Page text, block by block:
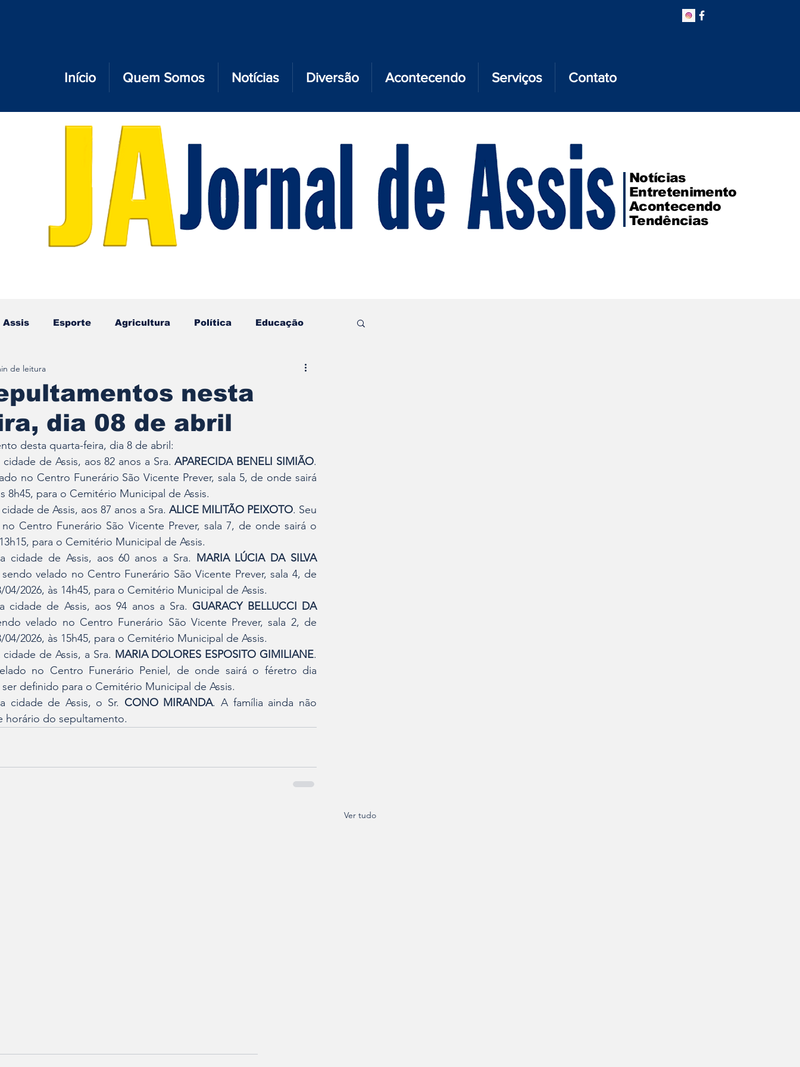
Início Quem Somos Notícias Diversão Acontecendo Serviços Contato
Notícias
Entretenimento
Acontecendo
Tendências
Assis Esporte Agricultura Política Educação
nesta
dia 08 de abril
de leitura
desta quarta-feira, dia 8 de abril:
de Assis, aos 82 anos a Sra. APARECIDA BENELI SIMIÃO.
no Centro Funerário São Vicente Prever, sala 5, de onde sairá
8h45, para o Cemitério Municipal de Assis.
de Assis, aos 87 anos a Sra. ALICE MILITÃO PEIXOTO. Seu
Centro Funerário São Vicente Prever, sala 7, de onde sairá o
para o Cemitério Municipal de Assis.
cidade de Assis, aos 60 anos a Sra. MARIA LÚCIA DA SILVA
velado no Centro Funerário São Vicente Prever, sala 4, de
2026, às 14h45, para o Cemitério Municipal de Assis.
cidade de Assis, aos 94 anos a Sra. GUARACY BELLUCCI DA
velado no Centro Funerário São Vicente Prever, sala 2, de
2026, às 15h45, para o Cemitério Municipal de Assis.
de Assis, a Sra. MARIA DOLORES ESPOSITO GIMILIANE.
no Centro Funerário Peniel, de onde sairá o féretro dia
definido para o Cemitério Municipal de Assis.
cidade de Assis, o Sr. CONO MIRANDA. A família ainda não
horário do sepultamento.
Ver tudo